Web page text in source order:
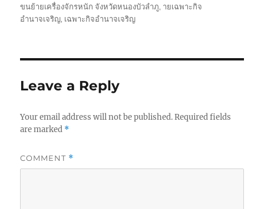
ขนย้ายเครื่องจักรหนัก จังหวัดหนองบัวลำภู, ายเฉพาะกิจ
อำนาจเจริญ, เฉพาะกิจอำนาจเจริญ
Leave a Reply
Your email address will not be published. Required fields
are marked *
COMMENT *